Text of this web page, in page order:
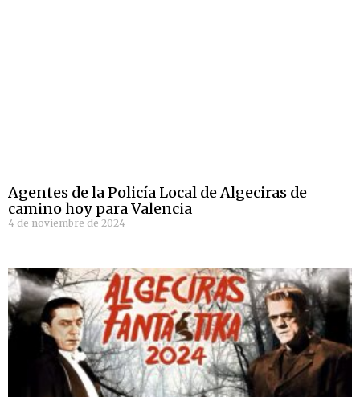
Agentes de la Policía Local de Algeciras de
camino hoy para Valencia
4 de noviembre de 2024